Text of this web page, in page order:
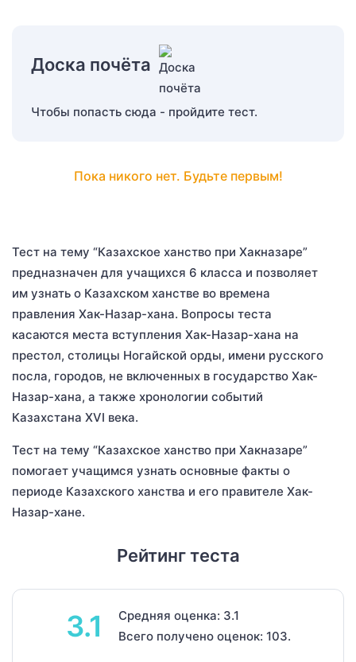
Доска почёта
Чтобы попасть сюда - пройдите тест.
Пока никого нет. Будьте первым!
Тест на тему “Казахское ханство при Хакназаре”
предназначен для учащихся 6 класса и позволяет
им узнать о Казахском ханстве во времена
правления Хак-Назар-хана. Вопросы теста
касаются места вступления Хак-Назар-хана на
престол, столицы Ногайской орды, имени русского
посла, городов, не включенных в государство Хак-
Назар-хана, а также хронологии событий
Казахстана XVI века.
Тест на тему “Казахское ханство при Хакназаре”
помогает учащимся узнать основные факты о
периоде Казахского ханства и его правителе Хак-
Назар-хане.
Рейтинг теста
3.1
Средняя оценка: 3.1
Всего получено оценок: 103.